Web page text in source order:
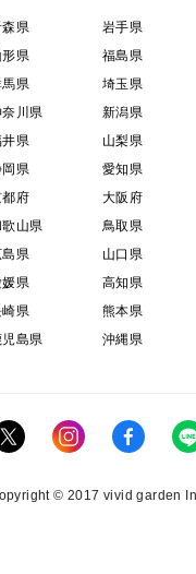
県 岩手県
形県 福島県
県 埼玉県
川県 新潟県
県 山梨県
県 愛知県
都府 大阪府
山県 鳥取県
島県 山口県
県 高知県
県 熊本県
児島県 沖縄県
© 2017 vivid garden